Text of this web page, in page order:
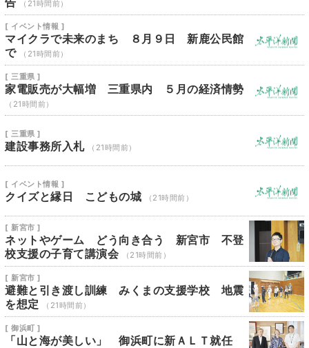
（21時間前）
[ イベント情報 ]
マイクラで未来のまち ８月９日 新鹿公民館
で
（21時間前）
[ 三重県 ]
家電販売が大幅増 三重県内 ５月の経済情勢
（21時間前）
[ 三重県 ]
建設事務所入札 （21時間前）
[ イベント情報 ]
クイズと縁日 こどもの城 （21時間前）
[ 新宮市 ]
ネットやゲーム どう向き合う 新宮市 不登
校支援の子育て講演会
（21時間前）
[ 新宮市 ]
避難と引き渡し訓練 みくまの支援学校 地震
を想定
（21時間前）
[ 御浜町 ]
「山と海が美しい」 御浜町に新ＡＬＴ就任